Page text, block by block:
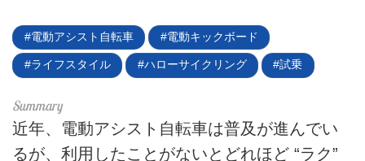
電動バイク
ライフスタイル
電動アシスト自転車 電動キックボード
ライフスタイル ハローサイクリング 試乗
近年、電動アシスト自転車は普及が進んでい
るが、利用したことがないとどれほど “ラク”